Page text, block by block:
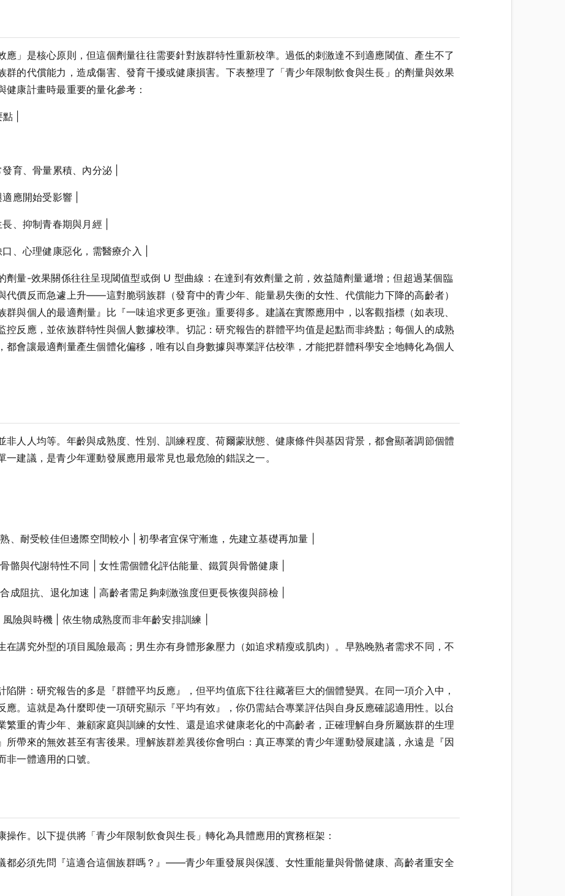
應」是核心原則，但這個劑量往往需要針對族群特性重新校準。過低的刺激達不到適應閾值、產生不了
群的代償能力，造成傷害、發育干擾或健康損害。下表整理了「青少年限制飲食與生長」的劑量與效果
康計畫時最重要的量化參考：
|
育、骨量累積、內分泌 |
應開始受影響 |
、抑制青春期與月經 |
、心理健康惡化，需醫療介入 |
劑量-效果關係往往呈現閾值型或倒 U 型曲線：在達到有效劑量之前，效益隨劑量遞增；但超過某個臨
代價反而急遽上升——這對脆弱族群（發育中的青少年、能量易失衡的女性、代償能力下降的高齡者）
與個人的最適劑量』比『一味追求更多更強』重要得多。建議在實際應用中，以客觀指標（如表現、
控反應，並依族群特性與個人數據校準。切記：研究報告的群體平均值是起點而非終點；每個人的成熟
都會讓最適劑量產生個體化偏移，唯有以自身數據與專業評估校準，才能把群體科學安全地轉化為個人
非人人均等。年齡與成熟度、性別、訓練程度、荷爾蒙狀態、健康條件與基因背景，都會顯著調節個體
建議，是青少年運動發展應用最常見也最危險的錯誤之一。
、耐受較佳但邊際空間較小 | 初學者宜保守漸進，先建立基礎再加量 |
骼與代謝特性不同 | 女性需個體化評估能量、鐵質與骨骼健康 |
成阻抗、退化加速 | 高齡者需足夠刺激強度但更長恢復與篩檢 |
險與時機 | 依生物成熟度而非年齡安排訓練 |
在講究外型的項目風險最高；男生亦有身體形象壓力（如追求精瘦或肌肉）。早熟晚熟者需求不同，不
阱：研究報告的多是『群體平均反應』，但平均值底下往往藏著巨大的個體變異。在同一項介入中，
應。這就是為什麼即使一項研究顯示『平均有效』，你仍需結合專業評估與自身反應確認適用性。以台
繁重的青少年、兼顧家庭與訓練的女性、還是追求健康老化的中高齡者，正確理解自身所屬族群的生理
所帶來的無效甚至有害後果。理解族群差異後你會明白：真正專業的青少年運動發展建議，永遠是『因
一體適用的口號。
作。以下提供將「青少年限制飲食與生長」轉化為具體應用的實務框架：
都必須先問『這適合這個族群嗎？』——青少年重發展與保護、女性重能量與骨骼健康、高齡者重安全